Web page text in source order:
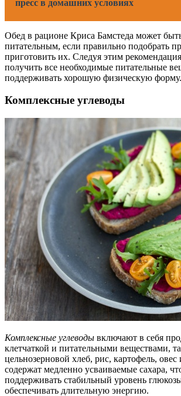
пресс в домашних условиях
Обед в рационе Криса Бамстеда может
питательным, если правильно подобрать
приготовить их. Следуя этим
получить все необходимые питательные
поддерживать хорошую физическую форму.
Комплексные углеводы
Комплексные углеводы включают в себя
клетчаткой и питательными веществами,
цельнозерновой хлеб, рис, картофель,
содержат медленно усваиваемые сахара,
поддерживать стабильный уровень
обеспечивать длительную энергию.